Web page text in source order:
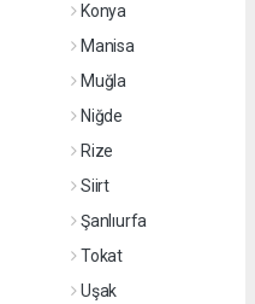
Konya
Manisa
Muğla
Niğde
Rize
Siirt
Şanlıurfa
Tokat
Uşak